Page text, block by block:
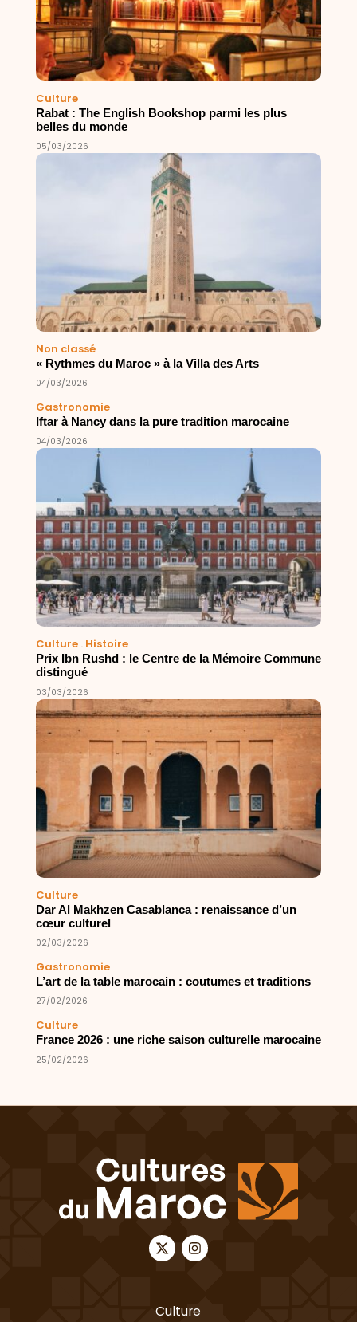
Culture
Rabat : The English Bookshop parmi les plus
belles du monde
05/03/2026
Non classé
« Rythmes du Maroc » à la Villa des Arts
04/03/2026
Gastronomie
Iftar à Nancy dans la pure tradition marocaine
04/03/2026
Culture. Histoire
Prix Ibn Rushd : le Centre de la Mémoire Commune
distingué
03/03/2026
Culture
Dar Al Makhzen Casablanca : renaissance d’un
cœur culturel
02/03/2026
Gastronomie
L’art de la table marocain : coutumes et traditions
27/02/2026
Culture
France 2026 : une riche saison culturelle marocaine
25/02/2026
Culture